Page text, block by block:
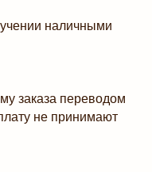
наличными
заказа переводом
не принимают